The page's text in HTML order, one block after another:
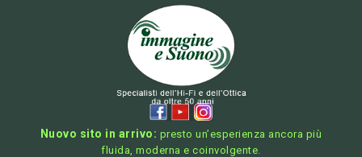
Nuovo sito in arrivo: presto un’esperienza ancora più
fluida, moderna e coinvolgente.